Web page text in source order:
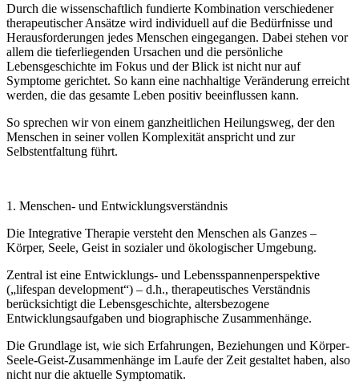
Durch die wissenschaftlich fundierte Kombination verschiedener
therapeutischer Ansätze wird individuell auf die Bedürfnisse und
Herausforderungen jedes Menschen eingegangen. Dabei stehen vor
allem die tieferliegenden Ursachen und die persönliche
Lebensgeschichte im Fokus und der Blick ist nicht nur auf
Symptome gerichtet. So kann eine nachhaltige Veränderung erreicht
werden, die das gesamte Leben positiv beeinflussen kann.
So sprechen wir von einem ganzheitlichen Heilungsweg, der den
Menschen in seiner vollen Komplexität anspricht und zur
Selbstentfaltung führt.
1. Menschen- und Entwicklungs­verständnis
Die Integrative Therapie versteht den Menschen als Ganzes –
Körper, Seele, Geist in sozialer und ökologischer Umgebung.
Zentral ist eine Entwicklungs- und Lebensspannenperspektive
(„lifespan development“) – d.h., therapeutisches Verständnis
berücksichtigt die Lebensgeschichte, altersbezogene
Entwicklungsaufgaben und biographische Zusammenhänge.
Die Grundlage ist, wie sich Erfahrungen, Beziehungen und Körper-
Seele-Geist-Zusammenhänge im Laufe der Zeit gestaltet haben, also
nicht nur die aktuelle Symptomatik.